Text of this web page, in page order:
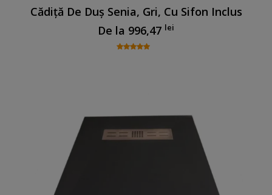
Cădiță De Duș Senia, Gri, Cu Sifon Inclus
De la 996,47 lei